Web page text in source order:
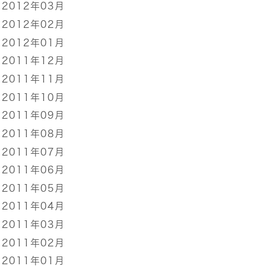
2012年03月
2012年02月
2012年01月
2011年12月
2011年11月
2011年10月
2011年09月
2011年08月
2011年07月
2011年06月
2011年05月
2011年04月
2011年03月
2011年02月
2011年01月